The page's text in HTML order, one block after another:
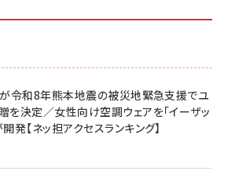
が令和8年熊本地震の被災地緊急支援でユ
を決定／女性向け空調ウェアを「イーザッ
発【ネッ担アクセスランキング】